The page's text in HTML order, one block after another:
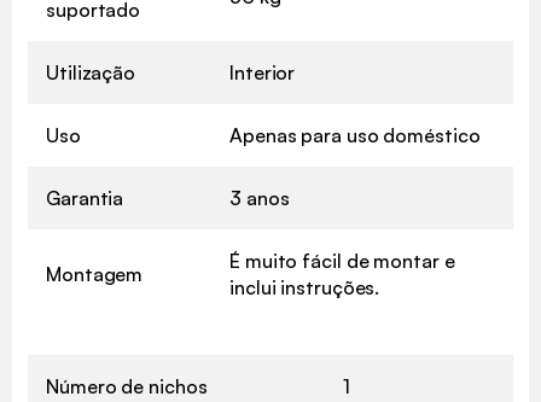
suportado
Utilização Interior
Uso Apenas para uso doméstico
Garantia 3 anos
Montagem
É muito fácil de montar e
inclui instruções.
Número de nichos 1